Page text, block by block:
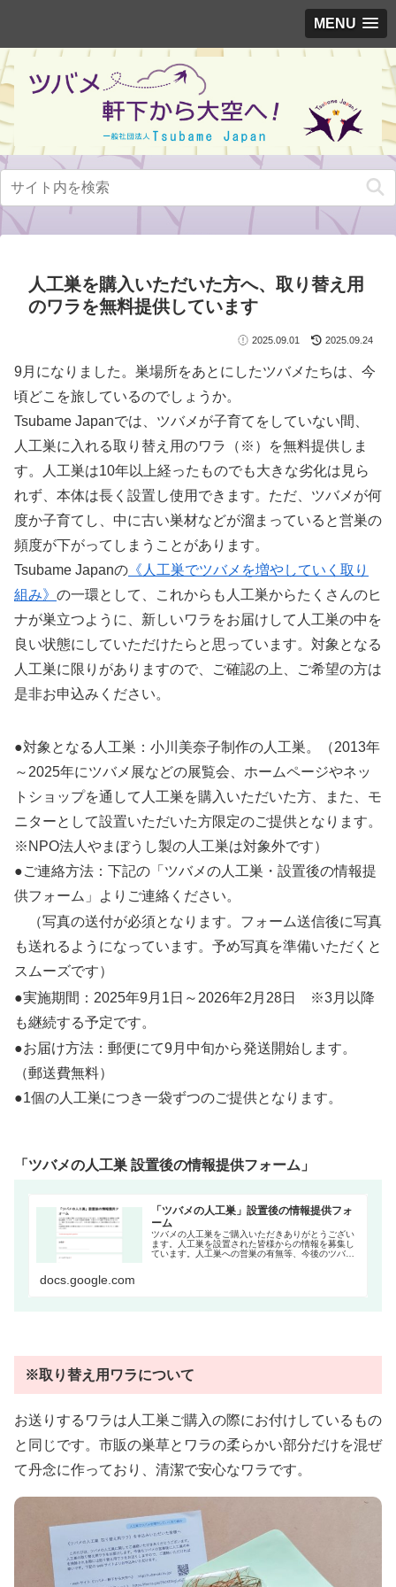
MENU
人工巣を購入いただいた方へ、取り替え用
のワラを無料提供しています
2025.09.01 2025.09.24
9月になりました。巣場所をあとにしたツバメたちは、今
頃どこを旅しているのでしょうか。
Tsubame Japanでは、ツバメが子育てをしていない間、
人工巣に入れる取り替え用のワラ（※）を無料提供しま
す。人工巣は10年以上経ったものでも大きな劣化は見ら
れず、本体は長く設置し使用できます。ただ、ツバメが何
度か子育てし、中に古い巣材などが溜まっていると営巣の
頻度が下がってしまうことがあります。
Tsubame Japanの 《人工巣でツバメを増やしていく取り
組み》 の一環として、これからも人工巣からたくさんのヒ
ナが巣立つように、新しいワラをお届けして人工巣の中を
良い状態にしていただけたらと思っています。対象となる
人工巣に限りがありますので、ご確認の上、ご希望の方は
是非お申込みください。
●対象となる人工巣：小川美奈子制作の人工巣。（2013年
～2025年にツバメ展などの展覧会、ホームページやネッ
トショップを通して人工巣を購入いただいた方、また、モ
ニターとして設置いただいた方限定のご提供となります。
※NPO法人やまぼうし製の人工巣は対象外です）
●ご連絡方法：下記の「ツバメの人工巣・設置後の情報提
供フォーム」よりご連絡ください。
（写真の送付が必須となります。フォーム送信後に写真
も送れるようになっています。予め写真を準備いただくと
スムーズです）
●実施期間：2025年9月1日～2026年2月28日 ※3月以降
も継続する予定です。
●お届け方法：郵便にて9月中旬から発送開始します。
（郵送費無料）
●1個の人工巣につき一袋ずつのご提供となります。
「ツバメの人工巣 設置後の情報提供フォーム」
「ツバメの人工巣」設置後の情報提供フォ
ーム
ツバメの人工巣をご購入いただきありがとうござい
ます。人工巣を設置された皆様からの情報を募集し
ています。人工巣への営巣の有無等、今後のツバメ
docs.google.com
※取り替え用 ワラについて
お送りするワラは人工巣ご購入の際にお付けしているもの
と同じです。市販の巣草とワラの柔らかい部分だけを混ぜ
て丹念に作っており、清潔で安心なワラです。